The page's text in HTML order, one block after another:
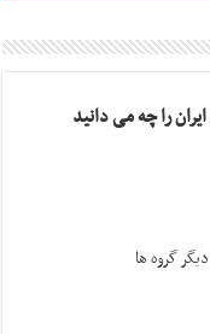
را چه می دانید
گروه ها